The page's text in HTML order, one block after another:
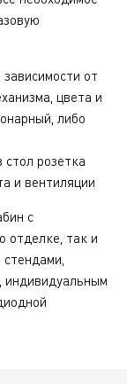
от
цвета и
либо
стол розетка
и вентиляции
с
отделке, так и
индивидуальным